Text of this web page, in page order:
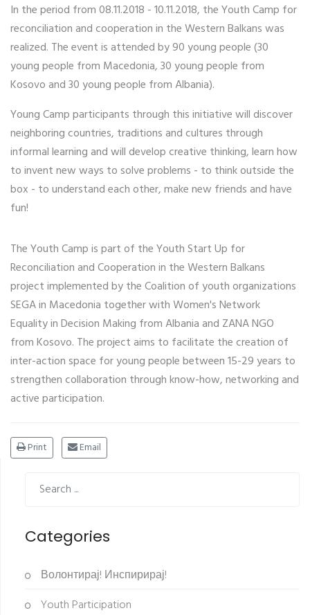
In the period from 08.11.2018 - 10.11.2018, the Youth Camp for
reconciliation and cooperation in the Western Balkans was
realized. The event is attended by 90 young people (30
young people from Macedonia, 30 young people from
Kosovo and 30 young people from Albania).
Young Camp participants through this initiative will discover
neighboring countries, traditions and cultures through
informal learning and will develop creative thinking, learn how
to invent new ways to solve problems - to think outside the
box - to understand each other, make new friends and have
fun!
The Youth Camp is part of the Youth Start Up for
Reconciliation and Cooperation in the Western Balkans
project implemented by the Coalition of youth organizations
SEGA in Macedonia together with Women's Network
Equality in Decision Making from Albania and ZANA NGO
from Kosovo. The project aims to facilitate the creation of
inter-action space for young people between 15-29 years to
strengthen collaboration through know-how, networking and
active participation.
Print Email
Categories
Волонтирај! Инспирирај!
Youth Participation